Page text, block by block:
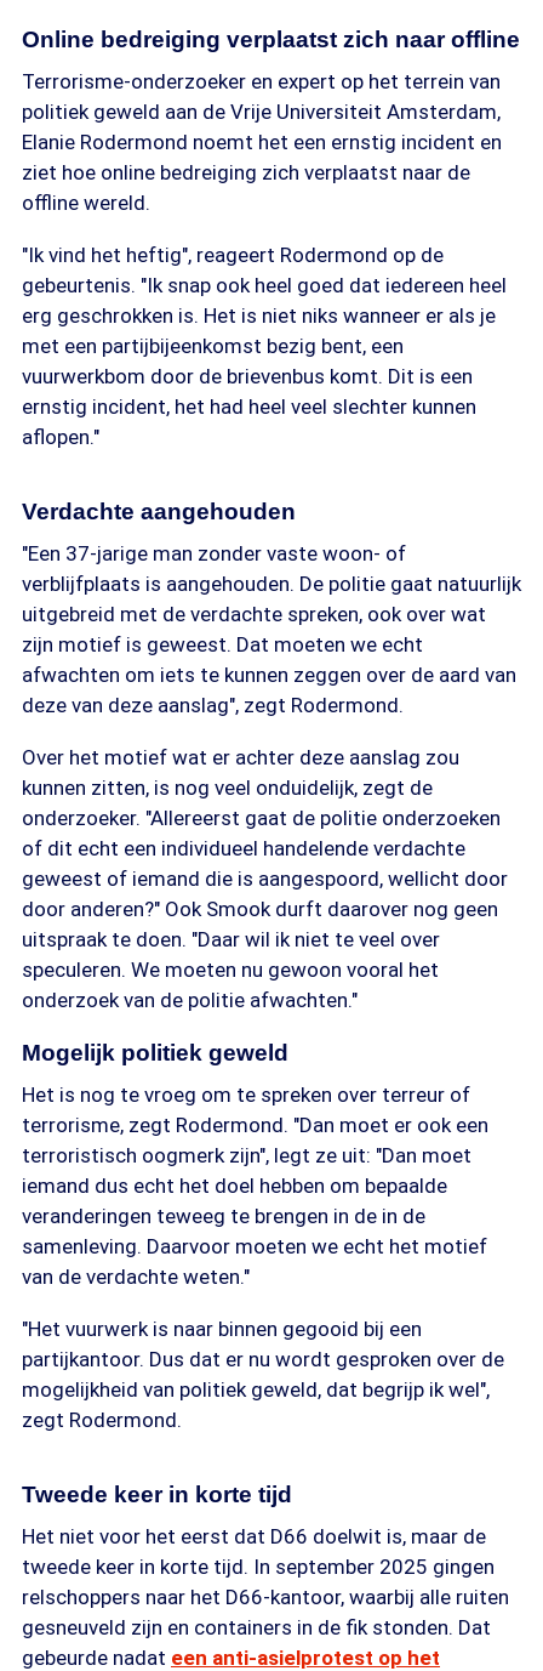
Online bedreiging verplaatst zich naar offline
Terrorisme-onderzoeker en expert op het terrein van
politiek geweld aan de Vrije Universiteit Amsterdam,
Elanie Rodermond noemt het een ernstig incident en
ziet hoe online bedreiging zich verplaatst naar de
offline wereld.
"Ik vind het heftig", reageert Rodermond op de
gebeurtenis. "Ik snap ook heel goed dat iedereen heel
erg geschrokken is. Het is niet niks wanneer er als je
met een partijbijeenkomst bezig bent, een
vuurwerkbom door de brievenbus komt. Dit is een
ernstig incident, het had heel veel slechter kunnen
aflopen."
Verdachte aangehouden
"Een 37-jarige man zonder vaste woon- of
verblijfplaats is aangehouden. De politie gaat natuurlijk
uitgebreid met de verdachte spreken, ook over wat
zijn motief is geweest. Dat moeten we echt
afwachten om iets te kunnen zeggen over de aard van
deze van deze aanslag", zegt Rodermond.
Over het motief wat er achter deze aanslag zou
kunnen zitten, is nog veel onduidelijk, zegt de
onderzoeker. "Allereerst gaat de politie onderzoeken
of dit echt een individueel handelende verdachte
geweest of iemand die is aangespoord, wellicht door
door anderen?" Ook Smook durft daarover nog geen
uitspraak te doen. "Daar wil ik niet te veel over
speculeren. We moeten nu gewoon vooral het
onderzoek van de politie afwachten."
Mogelijk politiek geweld
Het is nog te vroeg om te spreken over terreur of
terrorisme, zegt Rodermond. "Dan moet er ook een
terroristisch oogmerk zijn", legt ze uit: "Dan moet
iemand dus echt het doel hebben om bepaalde
veranderingen teweeg te brengen in de in de
samenleving. Daarvoor moeten we echt het motief
van de verdachte weten."
"Het vuurwerk is naar binnen gegooid bij een
partijkantoor. Dus dat er nu wordt gesproken over de
mogelijkheid van politiek geweld, dat begrijp ik wel",
zegt Rodermond.
Tweede keer in korte tijd
Het niet voor het eerst dat D66 doelwit is, maar de
tweede keer in korte tijd. In september 2025 gingen
relschoppers naar het D66-kantoor, waarbij alle ruiten
gesneuveld zijn en containers in de fik stonden. Dat
gebeurde nadat een anti-asielprotest op het